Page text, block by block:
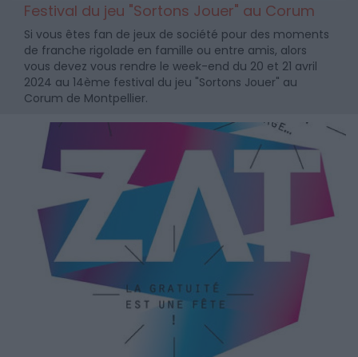
Festival du jeu "Sortons Jouer" au Corum
Si vous êtes fan de jeux de société pour des moments
de franche rigolade en famille ou entre amis, alors
vous devez vous rendre le week-end du 20 et 21 avril
2024 au 14ème festival du jeu "Sortons Jouer" au
Corum de Montpellier.